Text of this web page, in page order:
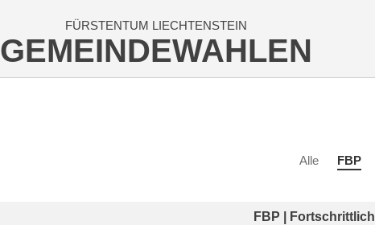
FÜRSTENTUM LIECHTENSTEIN
GEMEINDEWAHLEN
Alle FBP
FBP |